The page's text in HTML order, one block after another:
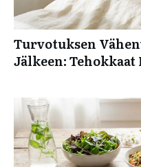
Turvotuksen
Jälkeen: